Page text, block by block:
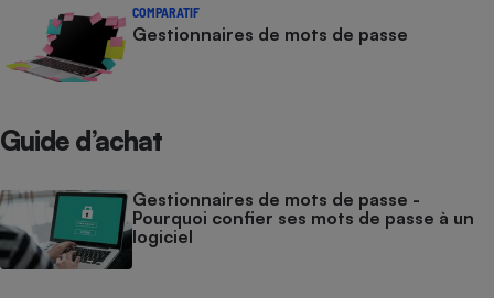
COMPARATIF
Gestionnaires de mots de passe
Guide d’achat
Gestionnaires de mots de passe -
Pourquoi confier ses mots de passe à un
logiciel